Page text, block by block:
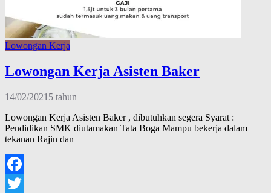
Lowongan Kerja
Lowongan Kerja Asisten Baker
14/02/2021 5 tahun
Lowongan Kerja Asisten Baker , dibutuhkan segera Syarat :
Pendidikan SMK diutamakan Tata Boga Mampu bekerja dalam
tekanan Rajin dan
Facebook